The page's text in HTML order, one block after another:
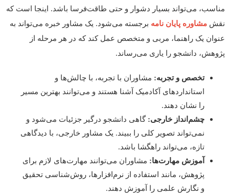
می‌تواند بسیار دشوار و حتی طاقت‌فرسا باشد. اینجا است که
مشاوره پایان نامهبرجسته می‌شود. یک مشاور خبره می‌تواند به
یک راهنما، مربی و متخصص عمل کند که در هر مرحله از
دانشجو را یاری می‌رساند.
تخصص و تجربه:مشاوران با تجربه، با چالش‌ها و
استانداردهای آکادمیک آشنا هستند و می‌توانند بهترین مسیر
را نشان دهند.
چشم‌انداز خارجی:گاهی دانشجو درگیر جزئیات می‌شود و
نمی‌تواند تصویر کلی را ببیند. یک مشاور خارجی، با دیدگاهی
تازه، می‌تواند راهگشا باشد.
آموزش مهارت‌ها: مشاوران می‌توانند مهارت‌های لازم برای
پژوهش، مانند استفاده از نرم‌افزارها، روش‌شناسی تحقیق
و نگارش علمی را آموزش دهند.